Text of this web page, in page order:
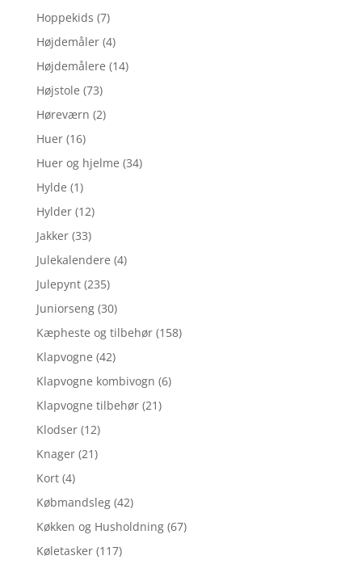
Hoppekids (7)
Højdemåler (4)
Højdemålere (14)
Højstole (73)
Høreværn (2)
Huer (16)
Huer og hjelme (34)
Hylde (1)
Hylder (12)
Jakker (33)
Julekalendere (4)
Julepynt (235)
Juniorseng (30)
Kæpheste og tilbehør (158)
Klapvogne (42)
Klapvogne kombivogn (6)
Klapvogne tilbehør (21)
Klodser (12)
Knager (21)
Kort (4)
Købmandsleg (42)
Køkken og Husholdning (67)
Køletasker (117)